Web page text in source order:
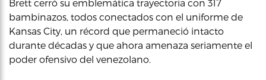
Brett cerró su emblemática trayectoria con 317
bambinazos, todos conectados con el uniforme de
Kansas City, un récord que permaneció intacto
durante décadas y que ahora amenaza seriamente el
poder ofensivo del venezolano.